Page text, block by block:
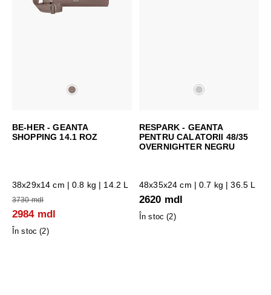
BE-HER - GEANTA
SHOPPING 14.1 ROZ
38x29x14 cm | 0.8 kg | 14.2 L
3730 mdl
2984 mdl
În stoc (2)
RESPARK - GEANTA
PENTRU CALATORII 48/35
OVERNIGHTER NEGRU
48x35x24 cm | 0.7 kg | 36.5 L
2620 mdl
În stoc (2)